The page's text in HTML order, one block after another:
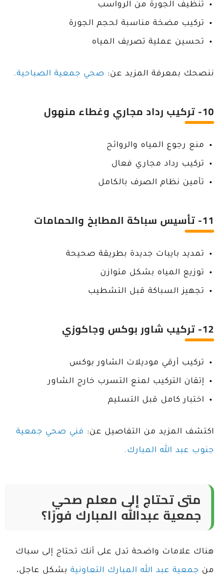
تنظيف الجورة من الرواسب
تركيب مضخة مناسبة لحجم الجورة
تحسين عملية تصريف المياه
ننصحك بمعرفة المزيد عن: صحي جمعية الصباحية.
10- تركيب رداد مجاري وغطاء منهول
منع رجوع المياه والروائح
تركيب رداد مجاري فعال
تأمين نظام الصرف بالكامل
11- تأسيس سباكة المطابخ والحمامات
تمديد بايبات جديدة بطريقة صحيحة
توزيع المياه بشكل متوازن
تجهيز السباكة قبل التشطيب
12- تركيب شاور بوكس وجاكوزي
تركيب أرقي موديلات الشاور بوكس
إتقان التركيب لمنع التسرب خارج الشاور
اختبار كامل قبل التسليم
اكتشف المزيد من التفاصيل عن: فني صحي جمعية
جنوب عبد الله المبارك.
متى تحتاج إلى معلم صحي
جمعية عبدالله المبارك فورًا؟
هناك علامات واضحة تدل على أنك تحتاج إلى سباك
من جمعية عبد الله المبارك التعاونية بشكل عاجل،